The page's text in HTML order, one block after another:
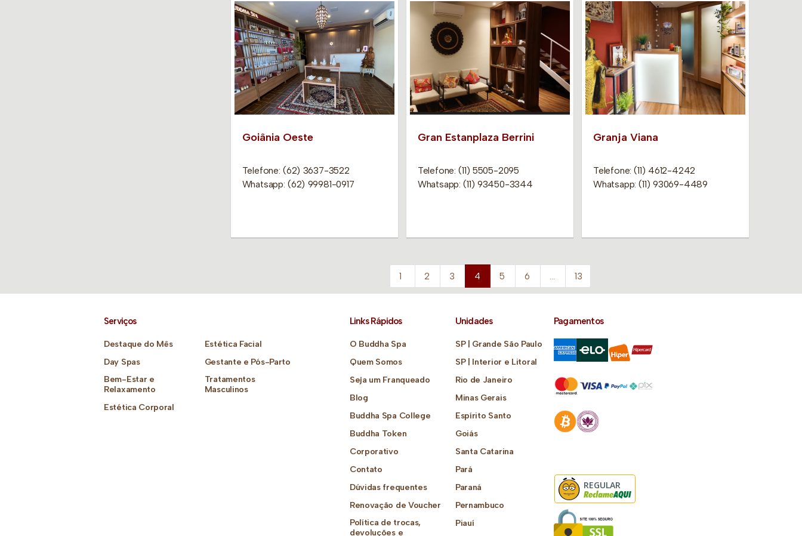
Goiânia Oeste
Telefone: (62) 3637-3522
Whatsapp: (62) 99981-0917
Gran Estanplaza Berrini
Telefone: (11) 5505-2095
Whatsapp: (11) 93450-3344
Granja Viana
Telefone: (11) 4612-4242
Whatsapp: (11) 93069-4489
1 2 3 4 5 6 13
Serviços
Destaque do Mês
Day Spas
Bem-Estar e
Relaxamento
Estética Corporal
Estética Facial
Gestante e Pós-Parto
Tratamentos
Masculinos
Links Rápidos
O Buddha Spa
Quem Somos
Seja um Franqueado
Blog
Buddha Spa College
Buddha Token
Corporativo
Contato
Dúvidas frequentes
Renovação de Voucher
Política de trocas,
devoluções e
Unidades
SP | Grande São Paulo
SP | Interior e Litoral
Rio de Janeiro
Minas Gerais
Espírito Santo
Goiás
Santa Catarina
Pará
Paraná
Pernambuco
Piauí
Pagamentos
REGULAR